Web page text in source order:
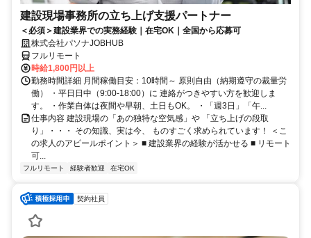
建設現場事務所の立ち上げ支援パートナー
＜必須＞建設業界での実務経験｜在宅OK｜全国から応募可
株式会社パソナJOBHUB
フルリモート
時給1,800円以上
勤務時間詳細 月間稼働目安：10時間～ 原則自由（納期遵守の裁量労
働） ・平日日中（9:00-18:00）に 連絡がつきやすい方を歓迎しま
す。 ・作業自体は夜間や早朝、土日もOK。 ・「週3日」「午...
仕事内容 建設現場の「あの独特な空気感」や 「立ち上げの段取
り」・・・ その知識、実は今、 ものすごく求められています！ ＜こ
の求人のアピールポイント＞ ■ 建設業界の経験が活かせる ■ リモート
可...
フルリモート 経験者歓迎 在宅OK
契約社員